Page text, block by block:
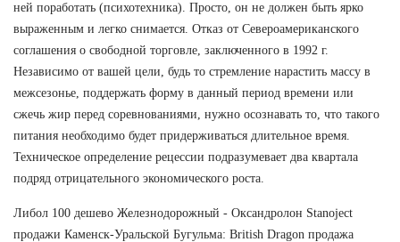
ней поработать (психотехника). Просто, он не должен быть ярко
выраженным и легко снимается. Отказ от Североамериканского
соглашения о свободной торговле, заключенного в 1992 г.
Независимо от вашей цели, будь то стремление нарастить массу в
межсезонье, поддержать форму в данный период времени или
сжечь жир перед соревнованиями, нужно осознавать то, что такого
питания необходимо будет придерживаться длительное время.
Техническое определение рецессии подразумевает два квартала
подряд отрицательного экономического роста.
Либол 100 дешево Железнодорожный - Оксандролон Stanoject
продажи Каменск-Уральской Бугульма: British Dragon продажа